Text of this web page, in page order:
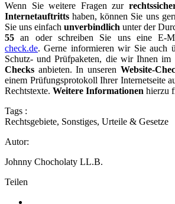
Wenn Sie weitere Fragen zur
Internetauftritts haben, können Sie uns
Sie uns einfach unverbindlich unter der
55 an oder schreiben Sie uns eine E-
check.de. Gerne informieren wir Sie auch
Schutz- und Prüfpaketen, die wir Ihnen im
Checks anbieten. In unseren Website-
einem Prüfungsprotokoll Ihrer Internetseite
Rechtstexte. Weitere Informationen hierzu
Tags :
Rechtsgebiete, Sonstiges, Urteile & Gesetze
Autor:
Johnny Chocholaty LL.B.
Teilen